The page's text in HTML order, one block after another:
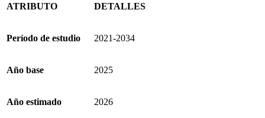
ATRIBUTO DETALLES
Período de estudio 2021-2034
Año base 2025
Año estimado 2026